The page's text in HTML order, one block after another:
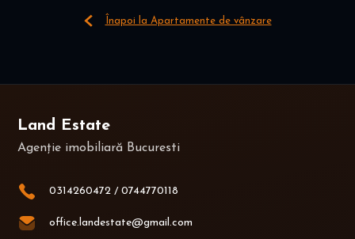
Înapoi la Apartamente de vânzare
Land Estate
Agenție imobiliară Bucuresti
0314260472 / 0744770118
office.landestate@gmail.com